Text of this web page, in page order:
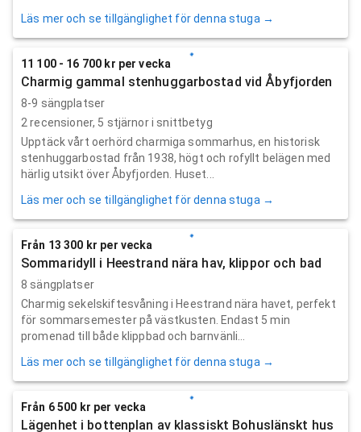
Läs mer och se tillgänglighet för denna stuga →
11 100 - 16 700 kr per vecka
Charmig gammal stenhuggarbostad vid Åbyfjorden
8-9 sängplatser
2 recensioner, 5 stjärnor i snittbetyg
Upptäck vårt oerhörd charmiga sommarhus, en historisk
stenhuggarbostad från 1938, högt och rofyllt belägen med
härlig utsikt över Åbyfjorden. Huset...
Läs mer och se tillgänglighet för denna stuga →
Från 13 300 kr per vecka
Sommaridyll i Heestrand nära hav, klippor och bad
8 sängplatser
Charmig sekelskiftesvåning i Heestrand nära havet, perfekt
för sommarsemester på västkusten. Endast 5 min
promenad till både klippbad och barnvänli...
Läs mer och se tillgänglighet för denna stuga →
Från 6 500 kr per vecka
Lägenhet i bottenplan av klassiskt Bohuslänskt hus